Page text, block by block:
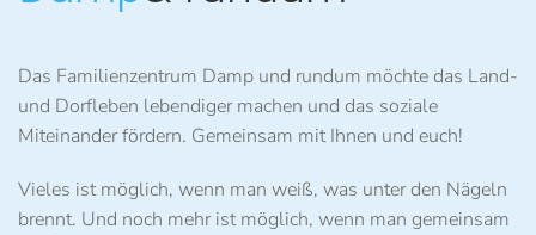
Das Familienzentrum Damp und rundum möchte das Land-
und Dorfleben lebendiger machen und das soziale
Miteinander fördern. Gemeinsam mit Ihnen und euch!
Vieles ist möglich, wenn man weiß, was unter den Nägeln
brennt. Und noch mehr ist möglich, wenn man gemeinsam